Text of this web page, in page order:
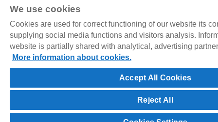
We use cookies
Cookies are used for correct functioning of our website its
supplying social media functions and visitors analysis.
website is partially shared with analytical, advertising
More information about cookies.
Accept All Cookies
Reject All